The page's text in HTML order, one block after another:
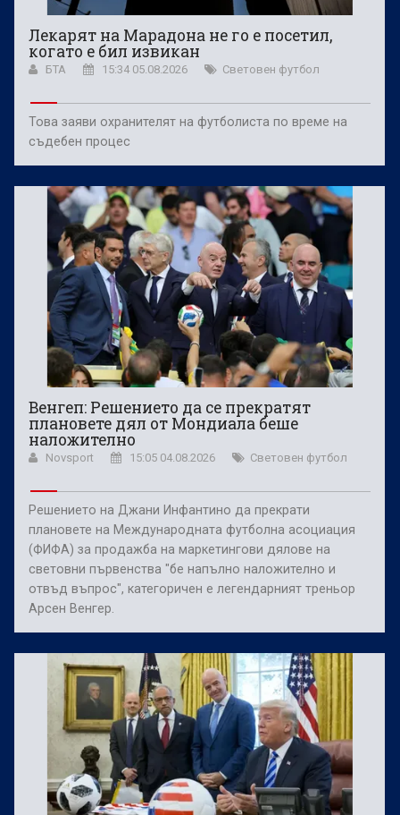
Лекарят на Марадона не го е посетил,
когато е бил извикан
БТА 15:34 05.08.2026 Световен футбол
Това заяви охранителят на футболиста по време на
съдебен процес
Венгеп: Решението да се прекратят
плановете дял от Мондиала беше
наложително
Novsport 15:05 04.08.2026 Световен футбол
Решението на Джани Инфантино да прекрати
плановете на Международната футболна асоциация
(ФИФА) за продажба на маркетингови дялове на
световни първенства "бе напълно наложително и
отвъд въпрос", категоричен е легендарният треньор
Арсен Венгер.